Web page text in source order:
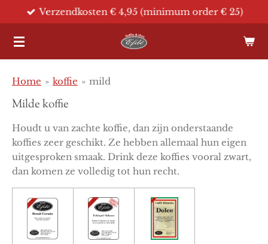
direct
naar
Verzendkosten € 4,95 (minimum order € 25)
Home » koffie » mild
Milde koffie
Houdt u van zachte koffie, dan zijn onderstaande
koffies zeer geschikt. Ze hebben allemaal hun eigen
uitgesproken smaak. Drink deze koffies vooral zwart,
dan komen ze volledig tot hun recht.